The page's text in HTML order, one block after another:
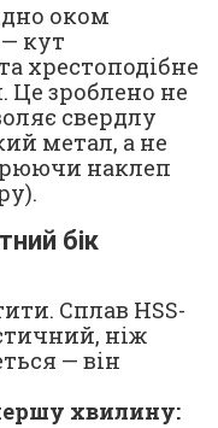
оком
кут
хрестоподібне
зроблено не
свердлу
метал, а не
наклеп
бік
Сплав HSS-
ніж
— він
хвилину: